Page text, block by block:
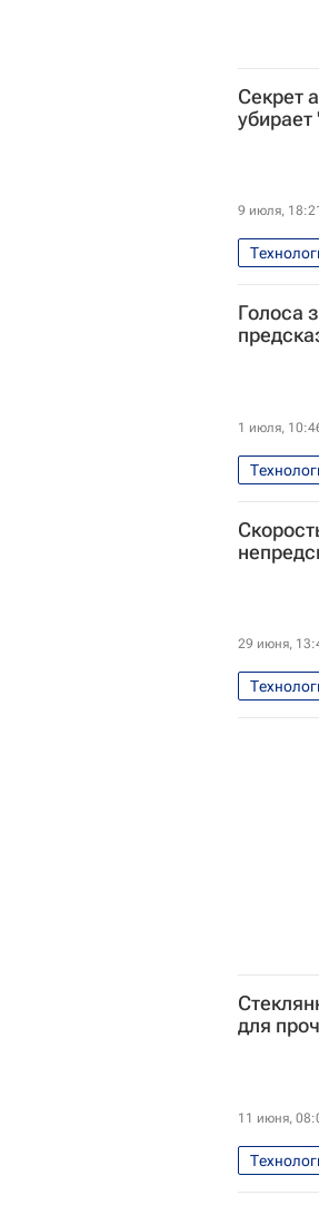
Секрет
убирает
9 июля, 18:21
Голоса
1 июля,
29 июня,
для
11 июня,
Томский